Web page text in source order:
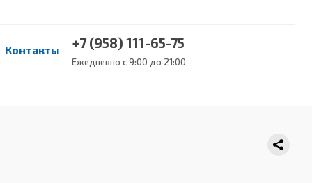
Контакты +7 (958) 111-65-75
Ежедневно с 9:00 до 21:00